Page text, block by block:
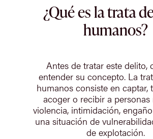
¿Qué es la trata
humanos?
Antes de tratar este delito,
entender su concepto. La
humanos consiste en captar,
acoger o recibir a personas
violencia, intimidación,
una situación de
de explotación.